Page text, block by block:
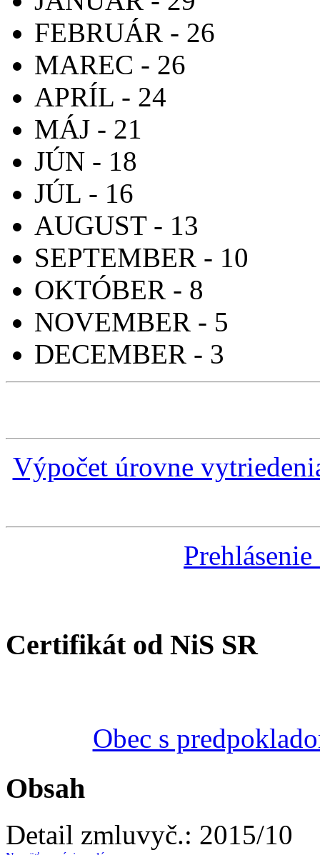
FEBRUÁR - 26
MAREC - 26
APRÍL - 24
MÁJ - 21
JÚN - 18
JÚL - 16
AUGUST - 13
SEPTEMBER - 10
OKTÓBER - 8
NOVEMBER - 5
DECEMBER - 3
Výpočet úrovne
Certifikát od NiS SR
Obec s
Obsah
Detail zmluvyč.: 2015/10